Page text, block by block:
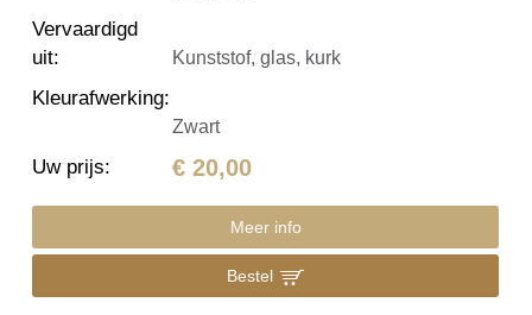
Vervaardigd
uit: Kunststof, glas, kurk
Kleurafwerking:
Zwart
Uw prijs: € 20,00
Meer info
Bestel